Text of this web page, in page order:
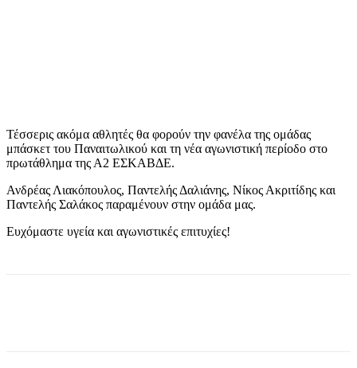
Τέσσερις ακόμα αθλητές θα φορούν την φανέλα της ομάδας
μπάσκετ του Παναιτωλικού και τη νέα αγωνιστική περίοδο στο
πρωτάθλημα της Α2 ΕΣΚΑΒΔΕ.
Ανδρέας Λιακόπουλος, Παντελής Δαλιάνης, Νίκος Ακριτίδης και
Παντελής Σαλάκος παραμένουν στην ομάδα μας.
Ευχόμαστε υγεία και αγωνιστικές επιτυχίες!